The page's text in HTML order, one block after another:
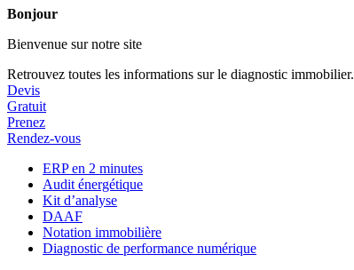
Bonjour
Bienvenue sur notre site
Retrouvez toutes les informations sur le diagnostic immobilier.
Devis
Gratuit
Prenez
Rendez-vous
ERP en 2 minutes
Audit énergétique
Kit d’analyse
DAAF
Notation immobilière
Diagnostic de performance numérique